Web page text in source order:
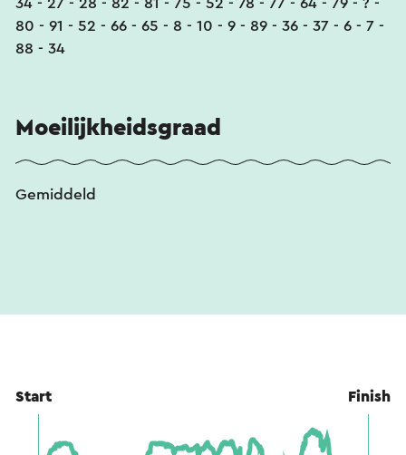
80 - 91 - 52 - 66 - 65 - 8 - 10 - 9 - 89 - 36 - 37 - 6 - 7 -
88 - 34
Moeilijkheidsgraad
Gemiddeld
Start Finish